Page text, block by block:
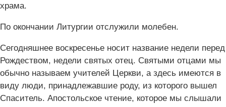
храма.
По окончании Литургии отслужили молебен.
Сегодняшнее воскресенье носит название недели перед
Рождеством, недели святых отец. Святыми отцами мы
обычно называем учителей Церкви, а здесь имеются в
виду люди, принадлежавшие роду, из которого вышел
Спаситель. Апостольское чтение, которое мы слышали